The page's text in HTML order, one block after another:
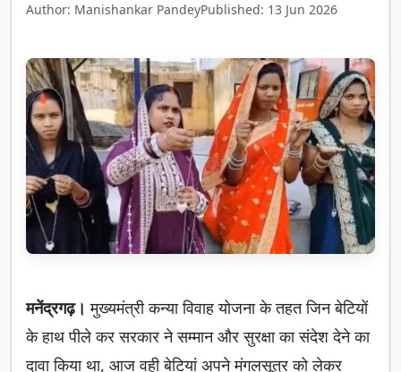
Author: Manishankar PandeyPublished: 13 Jun 2026
मनेंद्रगढ़। मुख्यमंत्री कन्या विवाह योजना के तहत जिन बेटियों
के हाथ पीले कर सरकार ने सम्मान और सुरक्षा का संदेश देने का
दावा किया था, आज वही बेटियां अपने मंगलसूत्र को लेकर